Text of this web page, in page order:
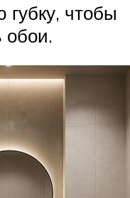
губку, чтобы
обои.